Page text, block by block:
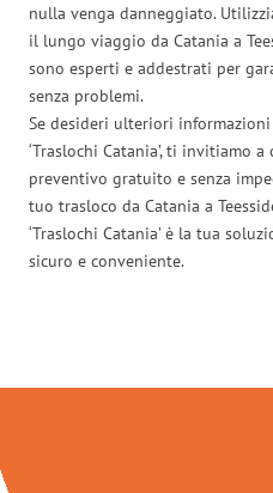
nulla venga danneggiato.
il lungo viaggio da Catania a
sono esperti e addestrati per
senza problemi.
Se desideri ulteriori
‘Traslochi Catania’, ti invitiamo
preventivo gratuito e senza
tuo trasloco da Catania a
‘Traslochi Catania’ è la tua
sicuro e conveniente.